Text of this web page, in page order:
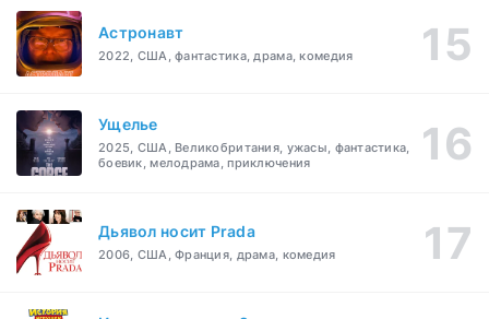
Астронавт
2022, США, фантастика, драма, комедия
Ущелье
2025, США, Великобритания, ужасы, фантастика,
боевик, мелодрама, приключения
Дьявол носит Prada
2006, США, Франция, драма, комедия